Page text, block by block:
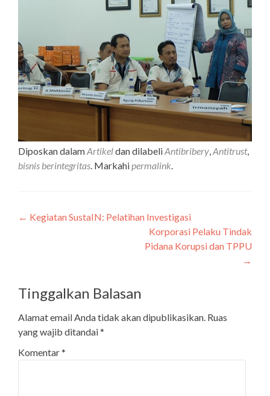
Diposkan dalamArtikeldan dilabeliAntibribery,Antitrust,
bisnis berintegritas. Markahipermalink.
Navigasi
← Kegiatan SustaIN: Pelatihan Investigasi
Korporasi Pelaku Tindak
Pidana Korupsi dan TPPU
→
Tinggalkan Balasan
Alamat email Anda tidak akan dipublikasikan. Ruas
yang wajib ditandai*
Komentar*